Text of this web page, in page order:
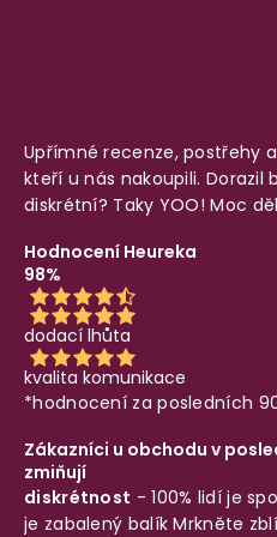
Upřímné recenze, postřehy
kteří u nás nakoupili. Dorazil
diskrétní? Taky YOO! Moc
Hodnocení Heureka
98%
dodací lhůta
kvalita komunikace
*hodnocení za posledních
Zákazníci u obchodu v
zmiňují
diskrétnost - 100% lidí je
je zabalený balíkMrkněte